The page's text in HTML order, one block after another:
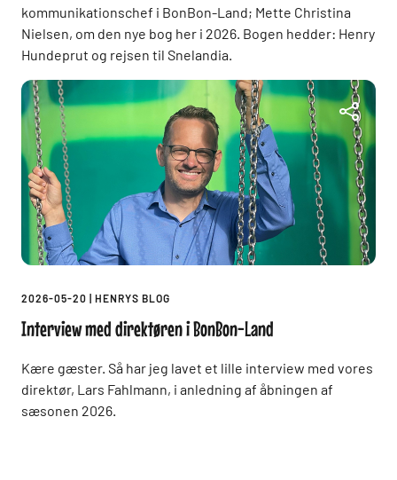
kommunikationschef i BonBon-Land; Mette Christina
Nielsen, om den nye bog her i 2026. Bogen hedder: Henry
Hundeprut og rejsen til Snelandia.
2026-05-20 HENRYS BLOG
Interview med direktøren i BonBon-Land
Kære gæster. Så har jeg lavet et lille interview med vores
direktør, Lars Fahlmann, i anledning af åbningen af
sæsonen 2026.